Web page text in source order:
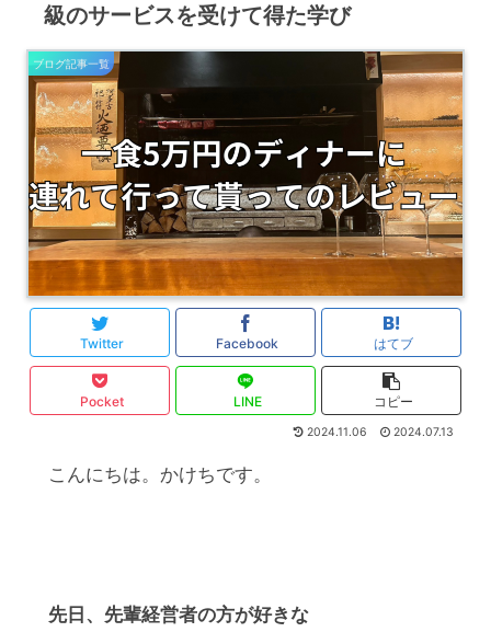
級のサービスを受けて得た学び
ブログ記事一覧
Twitter Facebook はてブ
Pocket LINE コピー
2024.11.06 2024.07.13
こんにちは。かけちです。
先日、先輩経営者の方が好きな